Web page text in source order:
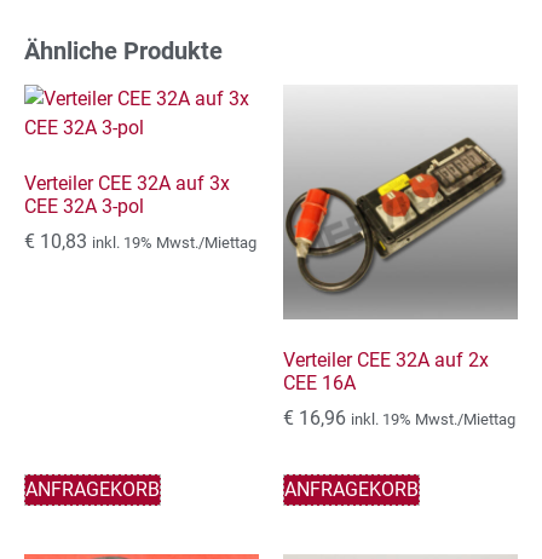
Ähnliche Produkte
Verteiler CEE 32A auf 3x
CEE 32A 3-pol
€ 10,83 inkl. 19% Mwst./Miettag
ANFRAGEKORB
Verteiler CEE 32A auf 2x
CEE 16A
€ 16,96 inkl. 19% Mwst./Miettag
ANFRAGEKORB